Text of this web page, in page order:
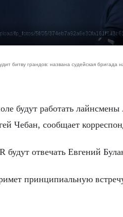
fp_fotos/5f/05/
битву грандов: названа судейская бригада
Чебан, сообщает
будут отвечать Евгений
принципиальную